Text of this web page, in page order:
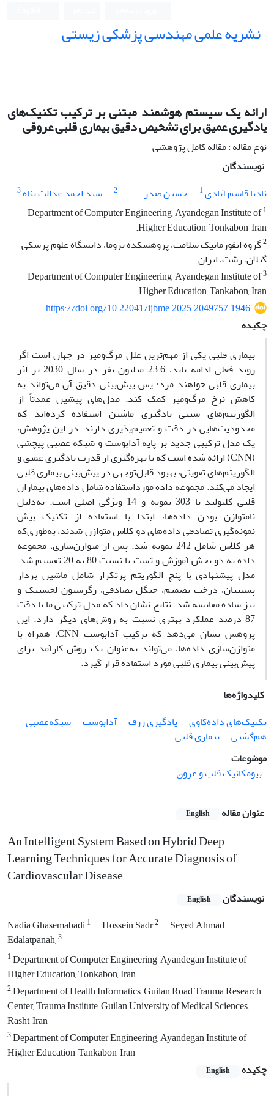
نشریه علمی مهندسی پزشکی زیستی
ارائه یک سیستم هوشمند مبتنی بر ترکیب تکنیک‌های
یادگیری عمیق برای تشخیص دقیق بیماری قلبی عروقی
نوع مقاله : مقاله کامل پژوهشی
نویسندگان
نادیا قاسم آبادی1 حسین صدر 2 سید احمد عدالت پناه3
1
Department of Computer Engineering, Ayandegan Institute of
Higher Education, Tonkabon, Iran.
2گروه انفورماتیک سلامت، پژوهشکده تروما، دانشگاه علوم پزشکی
گیلان، رشت، ایران
3
Department of Computer Engineering, Ayandegan Institute of
Higher Education, Tankabon, Iran
https://doi.org/10.22041/ijbme.2025.2049757.1946
چکیده
بیماری قلبی یکی از مهم‌ترین علل مرگ‌ومیر در جهان است اگر
روند فعلی ادامه یابد، 23.6 میلیون نفر در سال 2030 بر اثر
بیماری قلبی خواهند مرد؛ پس پیش‌بینی دقیق آن می‌تواند به
کاهش نرخ مرگ‌ومیر کمک کند. مدل‌های پیشین عمدتاً از
الگوریتم‌های سنتی یادگیری ماشین استفاده کرده‌اند که
محدودیت‌هایی در دقت و تعمیم‌پذیری دارند. در این پژوهش،
یک مدل ترکیبی جدید بر پایه آدابوست و شبکه عصبی پیچشی
(CNN) ارائه شده است که با بهره‌گیری از قدرت یادگیری عمیق و
الگوریتم‌های تقویتی، بهبود قابل‌توجهی در پیش‌بینی بیماری قلبی
ایجاد می‌کند. مجموعه داده مورداستفاده شامل داده‌های بیماران
قلبی کلیولند با 303 نمونه و 14 ویژگی اصلی است. به‌دلیل
نامتوازن بودن داده‌ها، ابتدا با استفاده از تکنیک بیش
نمونه‌گیری تصادفی داده‌های دو کلاس متوازن شدند، به‌طوری‌که
هر کلاس شامل 242 نمونه شد. پس از متوازن‌سازی، مجموعه
داده به دو بخش آموزش و تست با نسبت 80 به 20 تقسیم شد.
مدل پیشنهادی با پنج الگوریتم پرتکرار شامل ماشین بردار
پشتیبان، درخت تصمیم، جنگل تصادفی، رگرسیون لجستیک و
بیز ساده مقایسه شد. نتایج نشان داد که مدل ترکیبی ما با دقت
87 درصد عملکرد بهتری نسبت به روش‌های دیگر دارد. این
پژوهش نشان می‌دهد که ترکیب آدابوست CNN، همراه با
متوازن‌سازی داده‌ها، می‌تواند به‌عنوان یک روش کارآمد برای
پیش‌بینی بیماری قلبی مورد استفاده قرار گیرد.
کلیدواژه‌ها
تکنیک‌های داده‌کاوی
یادگیری ژرف آدابوست
شبکه‌عصبی
هم‌گشتی
بیماری قلبی
موضوعات
بیومکانیک قلب و عروق
عنوان مقاله English
An Intelligent System Based on Hybrid Deep
Learning Techniques for Accurate Diagnosis of
Cardiovascular Disease
نویسندگان English
Nadia Ghasemabadi1 Hossein Sadr2
Seyed Ahmad
Edalatpanah,3
1Department of Computer Engineering, Ayandegan Institute of
Higher Education, Tonkabon, Iran.
2Department of Health Informatics, Guilan Road Trauma Research
Center, Trauma Institute, Guilan University of Medical Sciences,
Rasht, Iran
3Department of Computer Engineering, Ayandegan Institute of
Higher Education, Tankabon, Iran
چکیده
English